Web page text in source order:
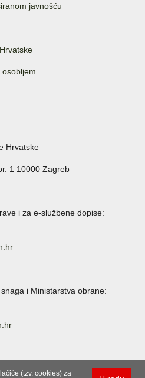
javnošću
Hrvatske
1 10000 Zagreb
i za e-službene dopise:
i Ministarstva obrane:
(tzv. cookies) za